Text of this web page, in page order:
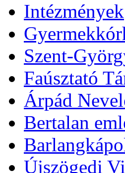
Intézmények
Szent-
Faúsztató
Árpád
Bertalan
Újszögedi